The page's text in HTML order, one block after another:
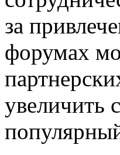
за
форумах
увеличить